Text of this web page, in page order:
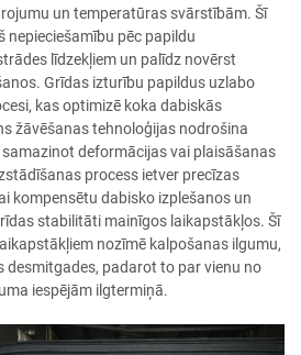
un temperatūras svārstībām. Šī
nepieciešamību pēc papildu
līdzekļiem un palīdz novērst
Grīdas izturību papildus uzlabo
kas optimizē koka dabiskās
žāvēšanas tehnoloģijas nodrošina
deformācijas vai plaisāšanas
process ietver precīzas
kompensētu dabisko izplešanos un
stabilitāti mainīgos laikapstākļos. Šī
nozīmē kalpošanas ilgumu,
desmitgades, padarot to par vienu no
iespējām ilgtermiņā.